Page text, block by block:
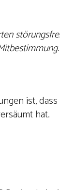
ist,
hat.